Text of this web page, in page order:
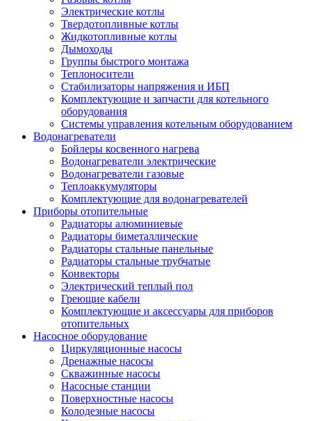
Электрические котлы
Твердотопливные котлы
Жидкотопливные котлы
Дымоходы
Группы быстрого монтажа
Теплоносители
Стабилизаторы напряжения и ИБП
Комплектующие и запчасти для котельного
оборудования
Системы управления котельным оборудованием
Водонагреватели
Бойлеры косвенного нагрева
Водонагреватели электрические
Водонагреватели газовые
Теплоаккумуляторы
Комплектующие для водонагревателей
Приборы отопительные
Радиаторы алюминиевые
Радиаторы биметаллические
Радиаторы стальные панельные
Радиаторы стальные трубчатые
Конвекторы
Электрический теплый пол
Греющие кабели
Комплектующие и аксессуары для приборов
отопительных
Насосное оборудование
Циркуляционные насосы
Дренажные насосы
Скважинные насосы
Насосные станции
Поверхностные насосы
Колодезные насосы